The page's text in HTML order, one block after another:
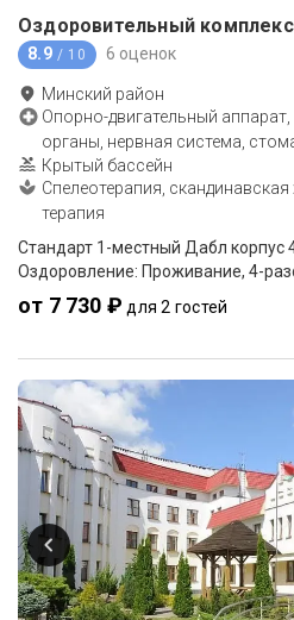
Оздоровительный
8.9 / 10 6 оценок
Минский район
Опорно-двигательный
органы, нервная система,
Крытый бассейн
Спелеотерапия,
терапия
Стандарт 1-местный Дабл корпус
от 7 730 ₽ для 2 гостей